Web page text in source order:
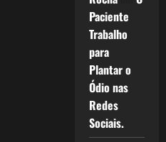
Paciente
Trabalho
para
Plantar o
Ódio nas
Redes
Sociais.